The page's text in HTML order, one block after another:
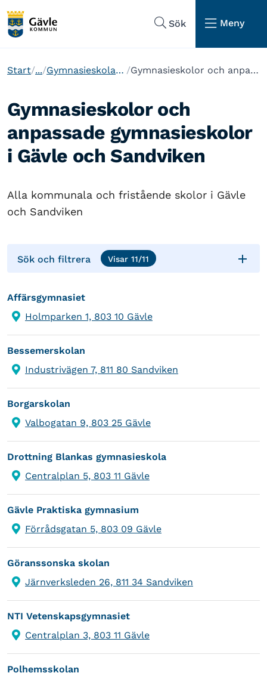
Sök
Meny
Start ... Gymnasieskola och anpassad gymnasieskola Gymnasieskolor och anpassade gymnasieskolor i Gävle och Sandviken
Gymnasieskolor och
anpassade gymnasieskolor
i Gävle och Sandviken
Alla kommunala och fristående skolor i Gävle
och Sandviken
Sök och filtrera Visar 11/11 
Affärsgymnasiet
Holmparken 1, 803 10 Gävle
Bessemerskolan
Industrivägen 7, 811 80 Sandviken
Borgarskolan
Valbogatan 9, 803 25 Gävle
Drottning Blankas gymnasieskola
Centralplan 5, 803 11 Gävle
Gävle Praktiska gymnasium
Förrådsgatan 5, 803 09 Gävle
Göranssonska skolan
Järnverksleden 26, 811 34 Sandviken
NTI Vetenskapsgymnasiet
Centralplan 3, 803 11 Gävle
Polhemsskolan